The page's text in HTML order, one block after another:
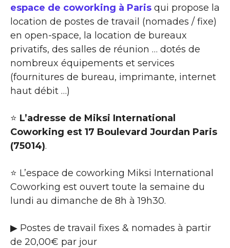
espace de coworking à Paris qui propose la
location de postes de travail (nomades / fixe)
en open-space, la location de bureaux
privatifs, des salles de réunion … dotés de
nombreux équipements et services
(fournitures de bureau, imprimante, internet
haut débit …)
⭐ L’adresse de Miksi International
Coworking est 17 Boulevard Jourdan Paris
(75014).
⭐ L’espace de coworking Miksi International
Coworking est ouvert toute la semaine du
lundi au dimanche de 8h à 19h30.
▶ Postes de travail fixes & nomades à partir
de 20,00€ par jour